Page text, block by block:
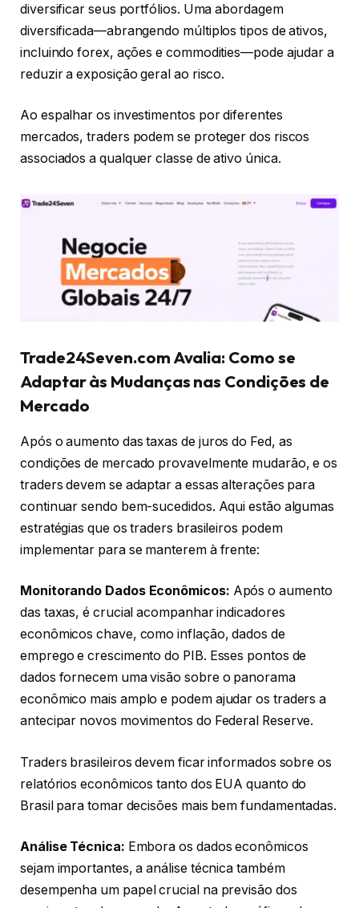
diversificar seus portfólios. Uma abordagem
diversificada—abrangendo múltiplos tipos de ativos,
incluindo forex, ações e commodities—pode ajudar a
reduzir a exposição geral ao risco.
Ao espalhar os investimentos por diferentes
mercados, traders podem se proteger dos riscos
associados a qualquer classe de ativo única.
Trade24Seven.com Avalia: Como se
Adaptar às Mudanças nas Condições de
Mercado
Após o aumento das taxas de juros do Fed, as
condições de mercado provavelmente mudarão, e os
traders devem se adaptar a essas alterações para
continuar sendo bem-sucedidos. Aqui estão algumas
estratégias que os traders brasileiros podem
implementar para se manterem à frente:
Monitorando Dados Econômicos: Após o aumento
das taxas, é crucial acompanhar indicadores
econômicos chave, como inflação, dados de
emprego e crescimento do PIB. Esses pontos de
dados fornecem uma visão sobre o panorama
econômico mais amplo e podem ajudar os traders a
antecipar novos movimentos do Federal Reserve.
Traders brasileiros devem ficar informados sobre os
relatórios econômicos tanto dos EUA quanto do
Brasil para tomar decisões mais bem fundamentadas.
Análise Técnica: Embora os dados econômicos
sejam importantes, a análise técnica também
desempenha um papel crucial na previsão dos